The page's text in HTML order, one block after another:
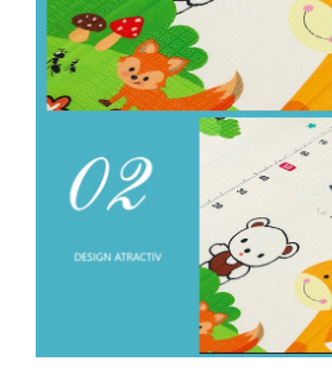
Instalatii plasa
Instalatii Solare
Instalatii turturi-franjuri
Liniare 220V
Plasa 220V
Turturi/Franjuri 220V
Diverse pentru casa si camping